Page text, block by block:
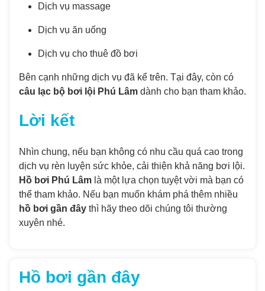
Dịch vụ massage
Dịch vụ ăn uống
Dịch vụ cho thuê đồ bơi
Bên cạnh những dịch vụ đã kể trên. Tại đây, còn có
câu lạc bộ bơi lội Phú Lâm dành cho bạn tham khảo.
Lời kết
Nhìn chung, nếu bạn không có nhu cầu quá cao trong
dịch vụ rèn luyện sức khỏe, cải thiện khả năng bơi lội.
Hồ bơi Phú Lâm là một lựa chọn tuyệt vời mà bạn có
thể tham khảo. Nếu bạn muốn khám phá thêm nhiều
hồ bơi gần đây thì hãy theo dõi chúng tôi thường
xuyên nhé.
Hồ bơi gần đây